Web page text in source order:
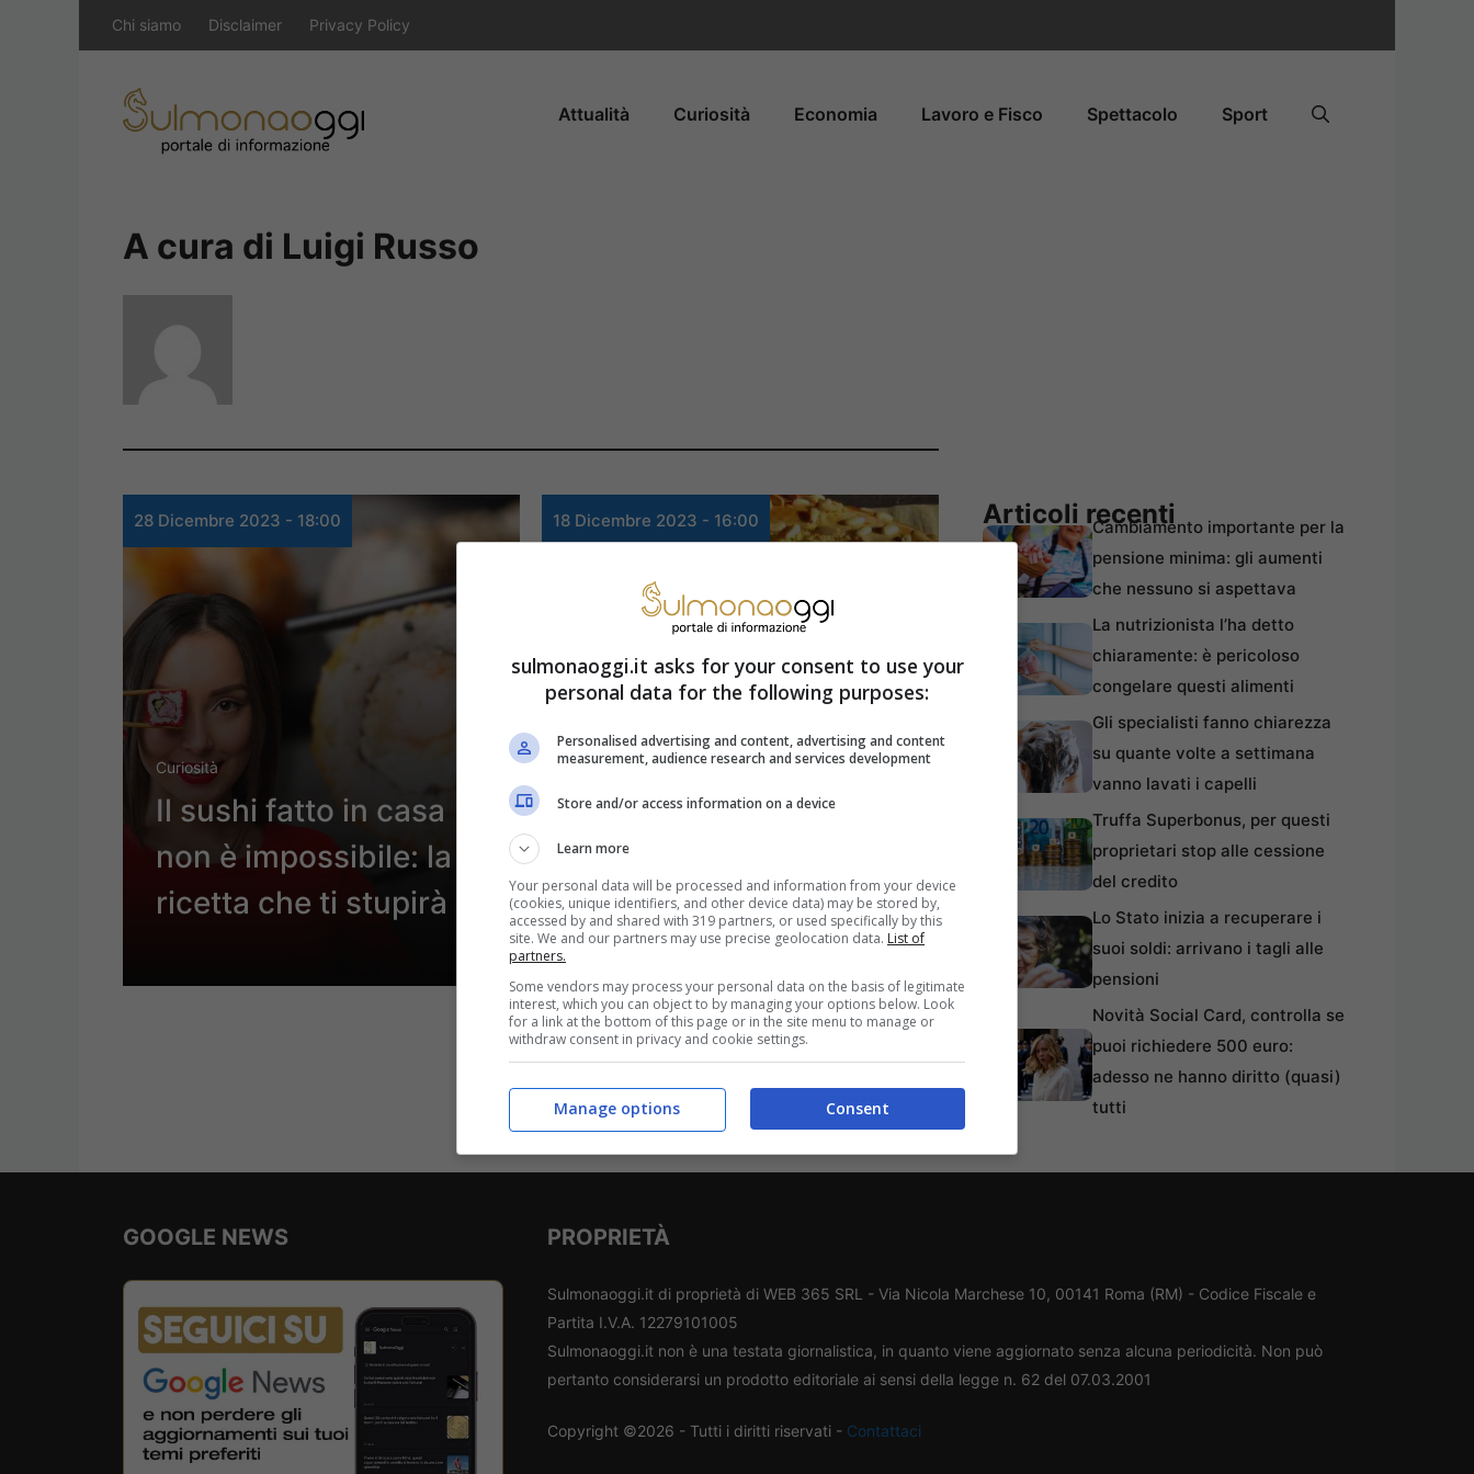
Chi siamo Disclaimer Privacy Policy
Attualità Curiosità Economia Lavoro e Fisco Spettacolo Sport
A cura di Luigi Russo
28 Dicembre 2023 - 18:00
Curiosità
Il sushi fatto in casa
non è impossibile: la
ricetta che ti stupirà
18 Dicembre 2023 - 16:00
Torta della nonna, la
ricetta facile (ed
economica) che si
prepara in 10 minuti
Articoli recentiCambiamento importante per la
pensione minima: gli aumenti
che nessuno si aspettava
La nutrizionista l’ha detto
chiaramente: è pericoloso
congelare questi alimenti
Gli specialisti fanno chiarezza
su quante volte a settimana
vanno lavati i capelli
Truffa Superbonus, per questi
proprietari stop alle cessione
del credito
Lo Stato inizia a recuperare i
suoi soldi: arrivano i tagli alle
pensioni
Novità Social Card, controlla se
puoi richiedere 500 euro:
adesso ne hanno diritto (quasi)
tutti
GOOGLE NEWS PROPRIETÀ
Sulmonaoggi.it di proprietà di WEB 365 SRL - Via Nicola Marchese 10, 00141 Roma (RM) - Codice Fiscale e
Partita I.V.A. 12279101005
Sulmonaoggi.it non è una testata giornalistica, in quanto viene aggiornato senza alcuna periodicità. Non può
pertanto considerarsi un prodotto editoriale ai sensi della legge n. 62 del 07.03.2001
Copyright ©2026 - Tutti i diritti riservati - Contattaci
sulmonaoggi.it asks for your consent to use your
personal data for the following purposes:
Personalised advertising and content, advertising and content
measurement, audience research and services development
Store and/or access information on a device
Learn more
Your personal data will be processed and information from your device
(cookies, unique identifiers, and other device data) may be stored by,
accessed by and shared with 319 partners, or used specifically by this
site. We and our partners may use precise geolocation data. List of
partners.
Some vendors may process your personal data on the basis of legitimate
interest, which you can object to by managing your options below. Look
for a link at the bottom of this page or in the site menu to manage or
withdraw consent in privacy and cookie settings.
Consent
Manage options